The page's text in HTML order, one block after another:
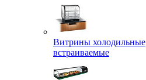
Витрины холодильные
встраиваемые